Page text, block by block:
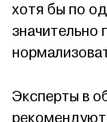
хотя бы по
значительно
Эксперты в